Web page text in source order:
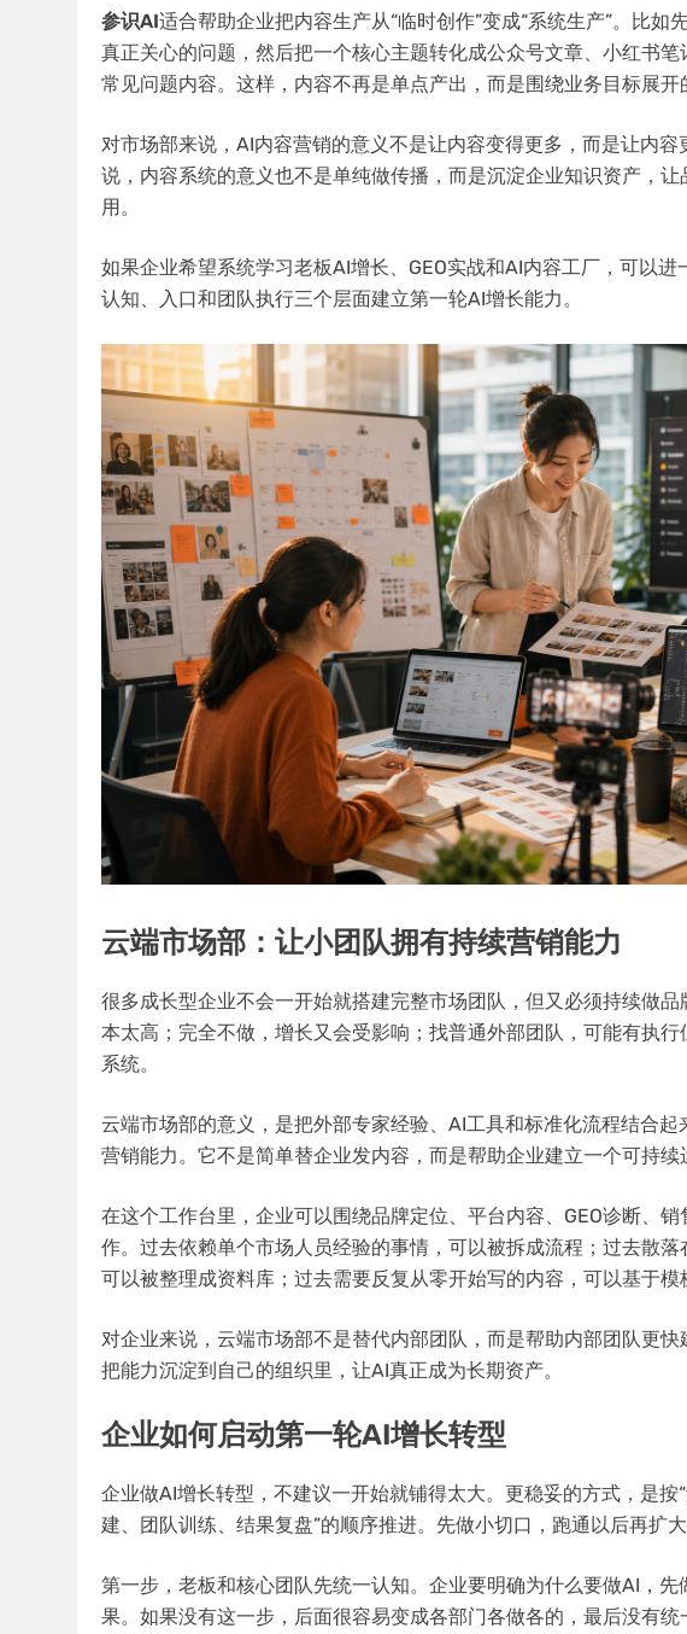
参识AI适合帮助企业把内容生产从“临时创作”变成“系统生产”。比
真正关心的问题，然后把一个核心主题转化成公众号文章、小红书
常见问题内容。这样，内容不再是单点产出，而是围绕业务目标展开
对市场部来说，AI内容营销的意义不是让内容变得更多，而是让内
说，内容系统的意义也不是单纯做传播，而是沉淀企业知识资产，
用。
如果企业希望系统学习老板AI增长、GEO实战和AI内容工厂，可以进
认知、入口和团队执行三个层面建立第一轮AI增长能力。
云端市场部：让小团队拥有持续营销能力
很多成长型企业不会一开始就搭建完整市场团队，但又必须持续做
本太高；完全不做，增长又会受影响；找普通外部团队，可能有执
系统。
云端市场部的意义，是把外部专家经验、AI工具和标准化流程结合
营销能力。它不是简单替企业发内容，而是帮助企业建立一个可持续
在这个工作台里，企业可以围绕品牌定位、平台内容、GEO诊断、
作。过去依赖单个市场人员经验的事情，可以被拆成流程；过去散落
可以被整理成资料库；过去需要反复从零开始写的内容，可以基于模
对企业来说，云端市场部不是替代内部团队，而是帮助内部团队更
把能力沉淀到自己的组织里，让AI真正成为长期资产。
企业如何启动第一轮AI增长转型
企业做AI增长转型，不建议一开始就铺得太大。更稳妥的方式，是
建、团队训练、结果复盘”的顺序推进。先做小切口，跑通以后再扩大
第一步，老板和核心团队先统一认知。企业要明确为什么要做AI，
果。如果没有这一步，后面很容易变成各部门各做各的，最后没有统